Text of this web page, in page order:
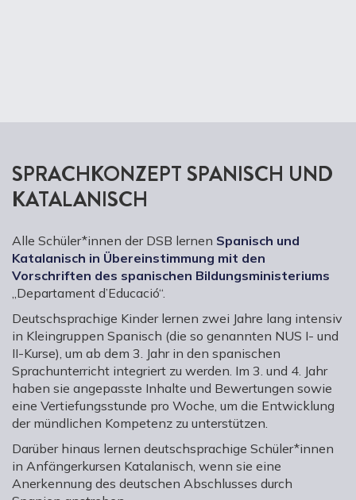
SPRACHKONZEPT SPANISCH UND
KATALANISCH
Alle Schüler*innen der DSB lernen Spanisch und
Katalanisch in Übereinstimmung mit den
Vorschriften des spanischen Bildungsministeriums
„Departament d’Educació“.
Deutschsprachige Kinder lernen zwei Jahre lang intensiv
in Kleingruppen Spanisch (die so genannten NUS I- und
II-Kurse), um ab dem 3. Jahr in den spanischen
Sprachunterricht integriert zu werden. Im 3. und 4. Jahr
haben sie angepasste Inhalte und Bewertungen sowie
eine Vertiefungsstunde pro Woche, um die Entwicklung
der mündlichen Kompetenz zu unterstützen.
Darüber hinaus lernen deutschsprachige Schüler*innen
in Anfängerkursen Katalanisch, wenn sie eine
Anerkennung des deutschen Abschlusses durch